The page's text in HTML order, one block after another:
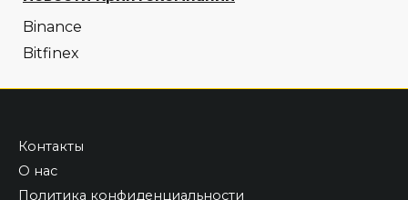
Binance
Bitfinex
Контакты
О нас
Политика конфиденциальности